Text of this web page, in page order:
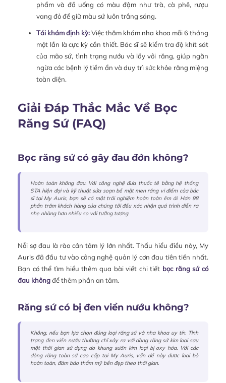
phẩm và đồ uống có màu đậm như trà, cà phê, rượu
vang đỏ để giữ màu sứ luôn trắng sáng.
Tái khám định kỳ:Việc thăm khám nha khoa mỗi 6 tháng
một lần là cực kỳ cần thiết. Bác sĩ sẽ kiểm tra độ khít sát
của mão sứ, tình trạng nướu và lấy vôi răng, giúp ngăn
ngừa các bệnh lý tiềm ẩn và duy trì sức khỏe răng miệng
toàn diện.
Giải Đáp Thắc Mắc Về Bọc
Răng Sứ (FAQ)
Bọc răng sứ có gây đau đớn không?
Hoàn toàn không đau. Với công nghệ đưa thuốc tê bằng hệ thống
STA hiện đại và kỹ thuật sửa soạn bề mặt men răng vi điểm của bác
sĩ tại My Auris, bạn sẽ có một trải nghiệm hoàn toàn êm ái. Hơn 98
phần trăm khách hàng của chúng tôi đều xác nhận quá trình diễn ra
nhẹ nhàng hơn nhiều so với tưởng tượng.
Nỗi sợ đau là rào cản tâm lý lớn nhất. Thấu hiểu điều này, My
Auris đã đầu tư vào công nghệ quản lý cơn đau tiên tiến nhất.
Bạn có thể tìm hiểu thêm qua bài viết chi tiết bọc răng sứ có
đau khôngđể thêm phần an tâm.
Răng sứ có bị đen viền nướu không?
Không, nếu bạn lựa chọn đúng loại răng sứ và nha khoa uy tín. Tình
trạng đen viền nướu thường chỉ xảy ra với dòng răng sứ kim loại sau
một thời gian sử dụng do khung sườn kim loại bị oxy hóa. Với các
dòng răng toàn sứ cao cấp tại My Auris, vấn đề này được loại bỏ
hoàn toàn, đảm bảo thẩm mỹ bền đẹp theo thời gian.